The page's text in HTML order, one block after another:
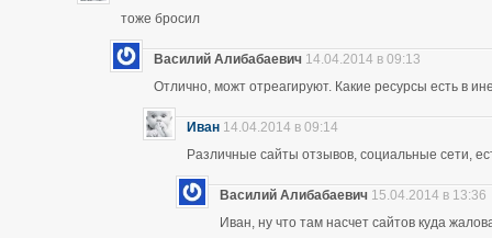
тоже бросил
Василий Алибабаевич 14.04.2014 в 09:13
Отлично, можт отреагируют. Какие ресурсы есть в
Иван 14.04.2014 в 09:14
Различные сайты отзывов, социальные сети,
Василий Алибабаевич 15.04.2014 в 13:36
Иван, ну что там насчет сайтов куда